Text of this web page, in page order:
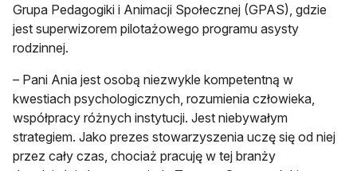
Grupa Pedagogiki i Animacji Społecznej (GPAS), gdzie
jest superwizorem pilotażowego programu asysty
rodzinnej.
– Pani Ania jest osobą niezwykle kompetentną w
kwestiach psychologicznych, rozumienia człowieka,
współpracy różnych instytucji. Jest niebywałym
strategiem. Jako prezes stowarzyszenia uczę się od niej
przez cały czas, chociaż pracuję w tej branży